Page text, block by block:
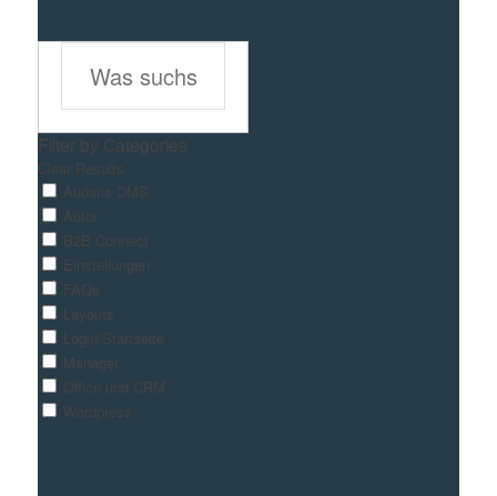
Filter by Categories
Clear Results
Audaris DMS
Autor
B2B Connect
Einstellungen
FAQs
Layouts
Login/Startseite
Manager
Office und CRM
Wordpress